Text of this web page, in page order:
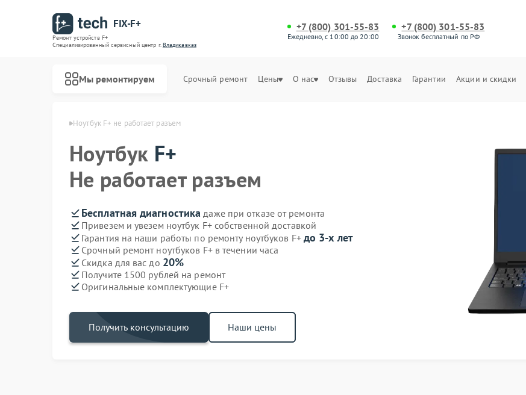
FIX-F+
Ремонт устройств F+
Специализированный cервисный центр г.Владикавказ
+7 (800) 301-55-83
Ежедневно, с 10:00 до 20:00
+7 (800) 301-55-83
Звонок бесплатный по РФ
Мы ремонтируем Срочный ремонт Цены О нас Отзывы Доставка Гарантии Акции и скидки
F+ в Владикавказе Ноутбук F+ не работает разъем
Ноутбук F+
Не работает разъем
Бесплатная диагностика даже при отказе от ремонта
Привезем и увезем ноутбук F+ собственной доставкой
Гарантия на наши работы по ремонту ноутбуков F+ до 3-х лет
Срочный ремонт ноутбуков F+ в течении часа
Скидка для вас до 20%
Получите 1500 рублей на ремонт
Оригинальные комплектующие F+
Получить консультацию Наши цены